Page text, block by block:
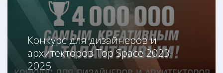
Конкурс для дизайнеров и
архитекторов Top Space 2023-
2025